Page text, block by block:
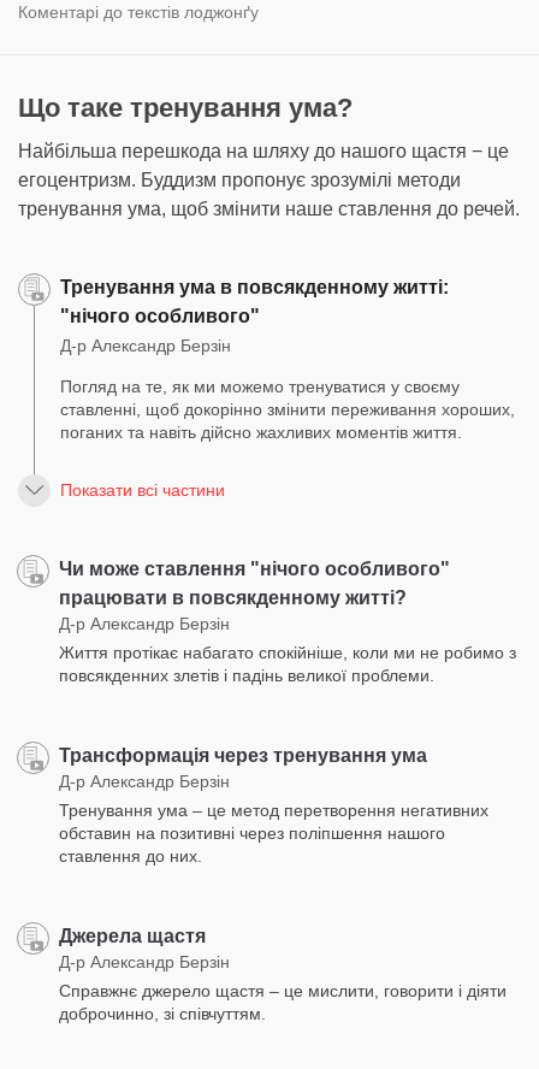
Коментарі до текстів лоджонґу
Що таке тренування ума?
Найбільша перешкода на шляху до нашого щастя − це
егоцентризм. Буддизм пропонує зрозумілі методи
тренування ума, щоб змінити наше ставлення до речей.
Тренування ума в повсякденному житті:
"нічого особливого"
Д-р Александр Берзін
Погляд на те, як ми можемо тренуватися у своєму
ставленні, щоб докорінно змінити переживання хороших,
поганих та навіть дійсно жахливих моментів життя.
Показати всі частини
Чи може ставлення "нічого особливого"
працювати в повсякденному житті?
Д-р Александр Берзін
Життя протікає набагато спокійніше, коли ми не робимо з
повсякденних злетів і падінь великої проблеми.
Трансформація через тренування ума
Д-р Александр Берзін
Тренування ума – це метод перетворення негативних
обставин на позитивні через поліпшення нашого
ставлення до них.
Джерела щастя
Д-р Александр Берзін
Справжнє джерело щастя – це мислити, говорити і діяти
доброчинно, зі співчуттям.